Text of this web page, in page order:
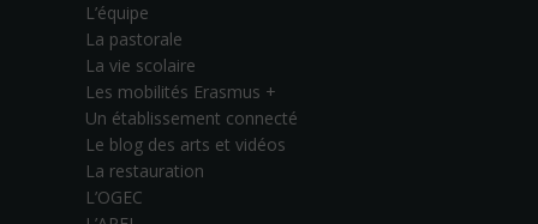
L’équipe
La pastorale
La vie scolaire
Les mobilités Erasmus +
Un établissement connecté
Le blog des arts et vidéos
La restauration
L’OGEC